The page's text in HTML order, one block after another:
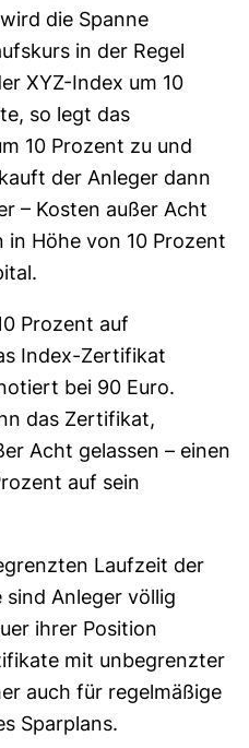
die Spanne
in der Regel
XYZ-Index um 10
so legt das
10 Prozent zu und
der Anleger dann
– Kosten außer Acht
in Höhe von 10 Prozent
Prozent auf
Index-Zertifikat
bei 90 Euro.
das Zertifikat,
Acht gelassen – einen
auf sein
Laufzeit der
Anleger völlig
ihrer Position
mit unbegrenzter
auch für regelmäßige
Sparplans.